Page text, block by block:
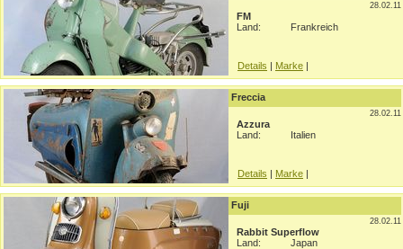
28.02.11
FM
Land:
Frankreich
Details | Marke |
Freccia
28.02.11
Azzura
Land:
Italien
Details | Marke |
Fuji
28.02.11
Rabbit Superflow
Land:
Japan